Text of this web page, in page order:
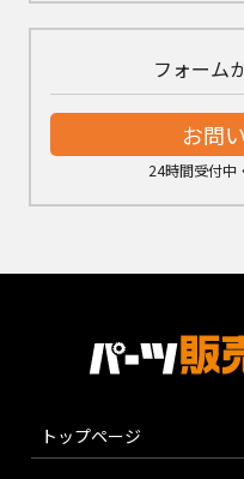
フォーム
お問
24時間受付中
トップページ